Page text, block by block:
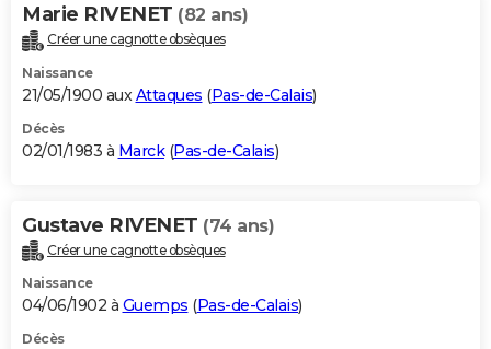
Marie RIVENET (82 ans)
Créer une cagnotte obsèques
Naissance
21/05/1900 aux Attaques (Pas-de-Calais)
Décès
02/01/1983 à Marck(Pas-de-Calais)
Gustave RIVENET (74 ans)
Créer une cagnotte obsèques
Naissance
04/06/1902 à Guemps (Pas-de-Calais)
Décès